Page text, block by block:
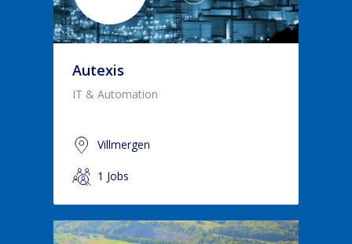
Autexis
IT & Automation
Villmergen
1 Jobs